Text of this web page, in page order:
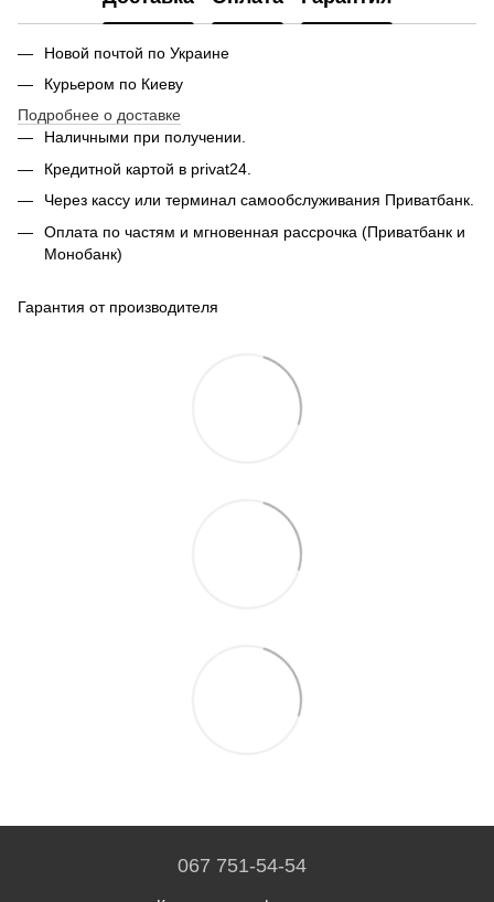
Новой почтой по Украине
Курьером по Киеву
Подробнее о доставке
Наличными при получении.
Кредитной картой в privat24.
Через кассу или терминал самообслуживания Приватбанк.
Оплата по частям и мгновенная рассрочка (Приватбанк и
Монобанк)
Гарантия от производителя
067 751-54-54